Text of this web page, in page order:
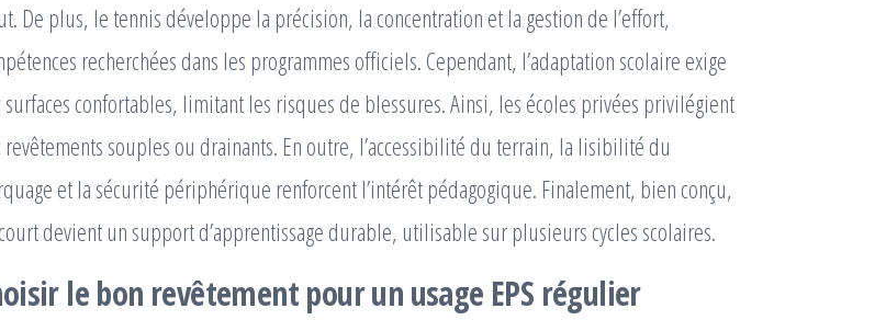
De plus, le tennis développe la précision, la concentration et la gestion de l’effort,
recherchées dans les programmes officiels. Cependant, l’adaptation scolaire exige
surfaces confortables, limitant les risques de blessures. Ainsi, les écoles privées privilégient
revêtements souples ou drainants. En outre, l’accessibilité du terrain, la lisibilité du
et la sécurité périphérique renforcent l’intérêt pédagogique. Finalement, bien conçu,
devient un support d’apprentissage durable, utilisable sur plusieurs cycles scolaires.
le bon revêtement pour un usage EPS régulier